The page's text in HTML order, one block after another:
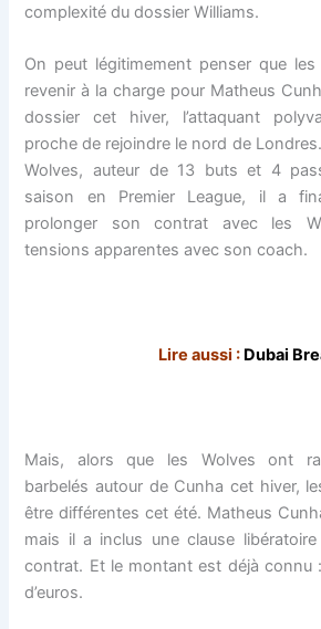
complexité du dossier Williams.
On peut légitimement penser que les
revenir à la charge pour Matheus
dossier cet hiver, l’attaquant
proche de rejoindre le nord de
Wolves, auteur de 13 buts et 4
saison en Premier League, il a
prolonger son contrat avec les
tensions apparentes avec son coach.
Lire aussi : Dubai
Mais, alors que les Wolves ont
barbelés autour de Cunha cet hiver,
être différentes cet été. Matheus
mais il a inclus une clause
contrat. Et le montant est déjà connu :
d’euros.